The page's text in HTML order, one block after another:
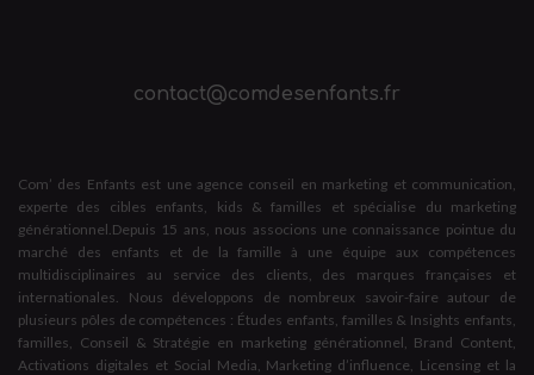
contact@comdesenfants.fr
Com’ des Enfants est une agence conseil en marketing et communication,
experte des cibles enfants, kids & familles et spécialise du marketing
générationnel.Depuis 15 ans, nous associons une connaissance pointue du
marché des enfants et de la famille à une équipe aux compétences
multidisciplinaires au service des clients, des marques françaises et
internationales. Nous développons de nombreux savoir-faire autour de
plusieurs pôles de compétences : Études enfants, familles & Insights enfants,
familles, Conseil & Stratégie en marketing générationnel, Brand Content,
Activations digitales et Social Media, Marketing d’influence, Licensing et la